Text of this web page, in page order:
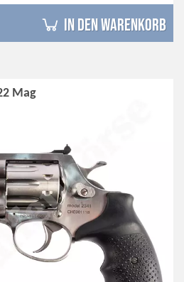
in den Warenkorb
Mag